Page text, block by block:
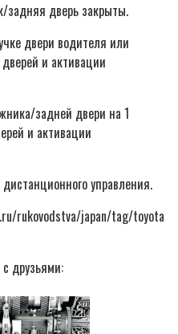
задняя дверь закрыты.
двери водителя или
и активации
задней двери на 1
и активации
управления.
rukovodstva/japan/tag/toyota
друзьями: